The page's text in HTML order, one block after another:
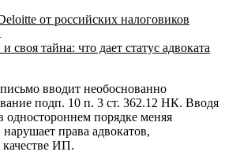
от российских налоговиков
своя тайна: что дает статус адвоката
вводит необоснованно
подп. 10 п. 3 ст. 362.12 НК. Вводя
одностороннем порядке меняя
права адвокатов,
качестве ИП.